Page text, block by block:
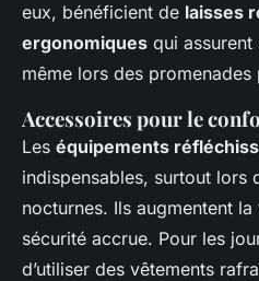
eux, bénéficient de laisses
ergonomiques qui
même lors des promenades
Accessoires pour le
Les équipements
indispensables, surtout lors
nocturnes. Ils augmentent
sécurité accrue. Pour les
d’utiliser des vêtements